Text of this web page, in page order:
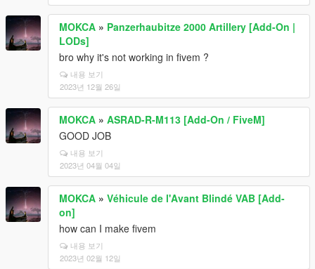
MOKCA » Panzerhaubitze 2000 Artillery [Add-On |
LODs]
bro why it's not working in fivem ?
내용 보기
2023년 12월 26일
MOKCA » ASRAD-R-M113 [Add-On / FiveM]
GOOD JOB
내용 보기
2023년 04월 04일
MOKCA » Véhicule de l'Avant Blindé VAB [Add-
on]
how can I make fivem
내용 보기
2023년 02월 12일